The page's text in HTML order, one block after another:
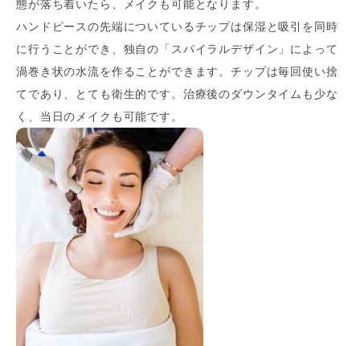
態が落ち着いたら、メイクも可能となります。
ハンドピースの先端についているチップは保湿と吸引を同時
に行うことができ、独自の「スパイラルデザイン」によって
渦巻き状の水流を作ることができます。チップは毎回使い捨
てであり、とても衛生的です。治療後のダウンタイムも少な
く、当日のメイクも可能です。